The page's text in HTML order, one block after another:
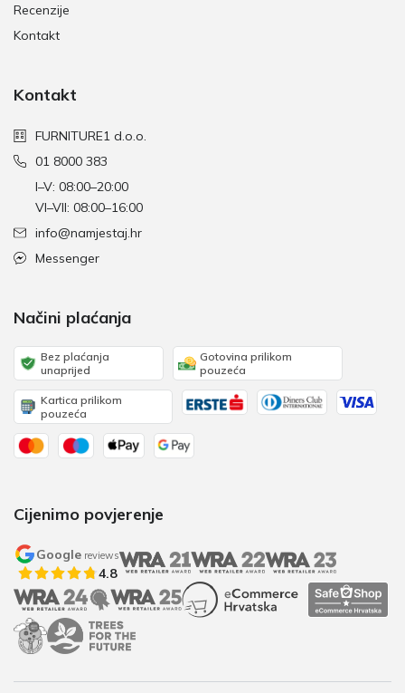
Recenzije
Kontakt
Kontakt
FURNITURE1 d.o.o.
01 8000 383
I–V: 08:00–20:00
VI–VII: 08:00–16:00
info@namjestaj.hr
Messenger
Načini plaćanja
Bez plaćanja
unaprijed
Gotovina prilikom
pouzeća
Kartica prilikom
pouzeća
Cijenimo povjerenje
Google reviews
4.8